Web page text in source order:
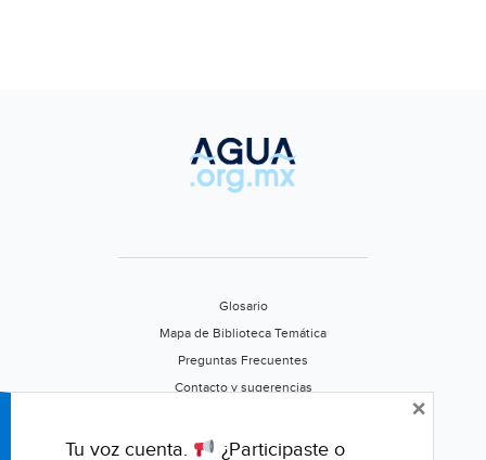
Glosario
Mapa de Biblioteca Temática
Preguntas Frecuentes
Contacto y sugerencias
Califica este portal
Tu voz cuenta. ¿Participaste o
×